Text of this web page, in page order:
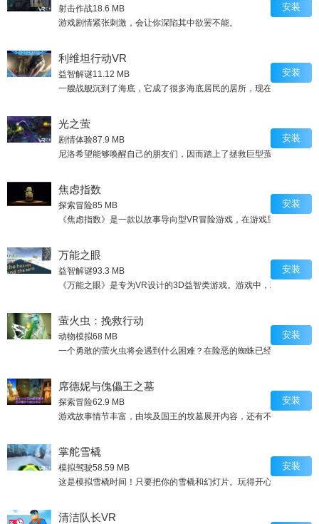
射击作战18.6 MB
游戏剧情紧张刺激，会让你深陷其中欲罢不能。
安装
利维坦行动VR
益智解谜11.12 MB
一艘战舰沉到了海底，它成了很多海底居民的居所，现在你控制一
安装
光之萤
剧情体验87.9 MB
尼洛希望能够唤醒自己的朋友们，因而踏上了拯救巨型萤火虫的道
安装
焦虑指数
探索冒险85 MB
《焦虑指数》是一款以故事导向型VR冒险游戏，在游戏里你的行
安装
万能之眼
益智解谜93.3 MB
《万能之眼》是专为VR设计的3D益智类游戏。游戏中，玩家所要
安装
萤火虫：挽救行动
动物模拟68 MB
一个勇敢的萤火虫将会遇到什么困难？在险恶的蜘蛛已经侵入萤火虫
安装
席德妮与傀儡王之墓
探索冒险62.9 MB
游戏故事情节丰富，由埃及国王的坟墓展开内容，还有不可思议的手
安装
掌舵雪橇
模拟驾驶58.59 MB
这是模拟雪橇时间！只要把你的雪橇和幻灯片。玩得开心 ！游戏的
安装
清洁队长VR